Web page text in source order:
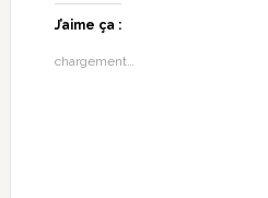
J’aime ça :
chargement…